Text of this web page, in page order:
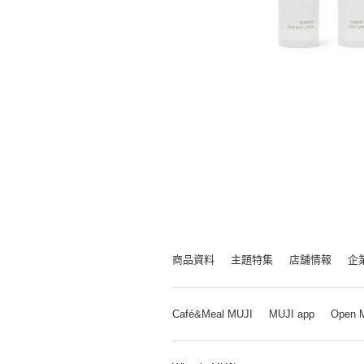
商品資料 主題特集 店舗情報 企
Café&Meal MUJI MUJI app Open